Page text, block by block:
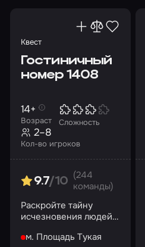
Квест
Гостиничный
номер 1408
Возраст
14+
Сложность
Кол-во игроков
2–8
9.7/10
(244
команды)
Раскройте тайну
исчезновения людей
или станете жильцами
м. Площадь Тукая